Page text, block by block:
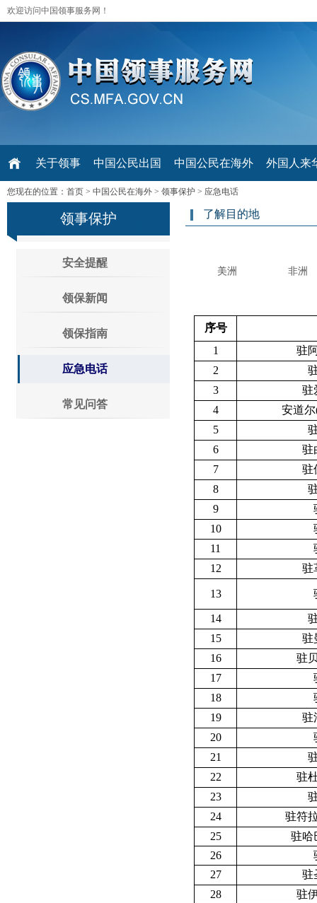
欢迎访问中国领事服务网！
关于领事 中国公民出国 中国公民在海外 外国人来
您现在的位置： 首页 > 中国公民在海外 > 领事保护 > 应急电话
领事保护
安全提醒
领保新闻
领保指南
应急电话
常见问答
了解目的地
美洲 非洲
序号
1
驻
2
3
驻
4
安道
5
6
驻
7
驻
8
9
10
11
12
驻
13
14
15
驻
16
驻
17
18
19
驻
20
21
22
驻
23
24
驻符
25
驻哈
26
27
驻
28
驻